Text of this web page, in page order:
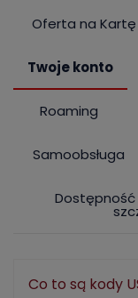
Oferta na Kartę
Twoje konto
Roaming
Samoobsługa
Co to są kody